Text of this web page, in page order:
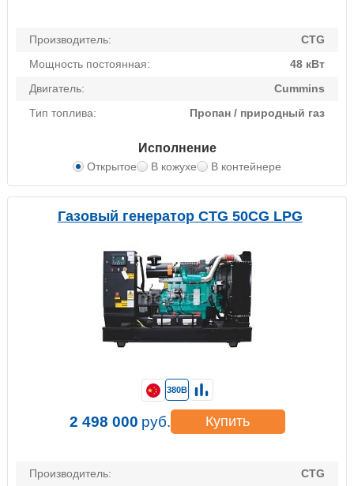
Производитель:
CTG
Мощность постоянная:
48 кВт
Двигатель:
Cummins
Тип топлива:
Пропан / природный газ
Исполнение
Открытое В кожухе В контейнере
Газовый генератор CTG 50CG LPG
Производитель:
CTG
380В
2 498 000 руб. Купить